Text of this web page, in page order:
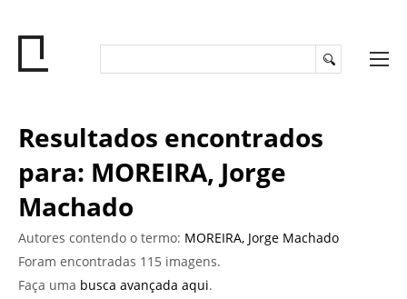
Resultados encontrados
para: MOREIRA, Jorge
Machado
Autores contendo o termo: MOREIRA, Jorge Machado
Foram encontradas 115 imagens.
Faça uma busca avançada aqui.